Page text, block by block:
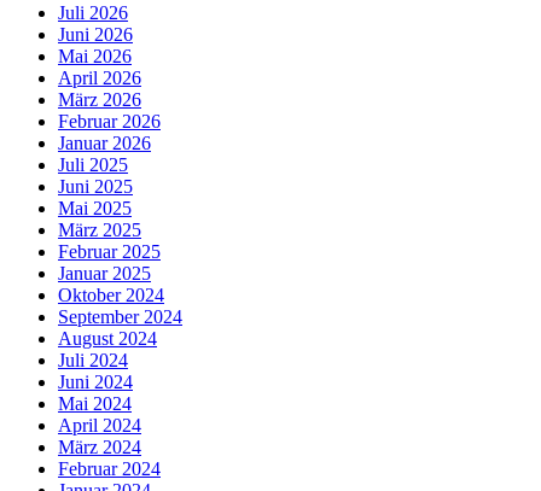
Juli 2026
Juni 2026
Mai 2026
April 2026
März 2026
Februar 2026
Januar 2026
Juli 2025
Juni 2025
Mai 2025
März 2025
Februar 2025
Januar 2025
Oktober 2024
September 2024
August 2024
Juli 2024
Juni 2024
Mai 2024
April 2024
März 2024
Februar 2024